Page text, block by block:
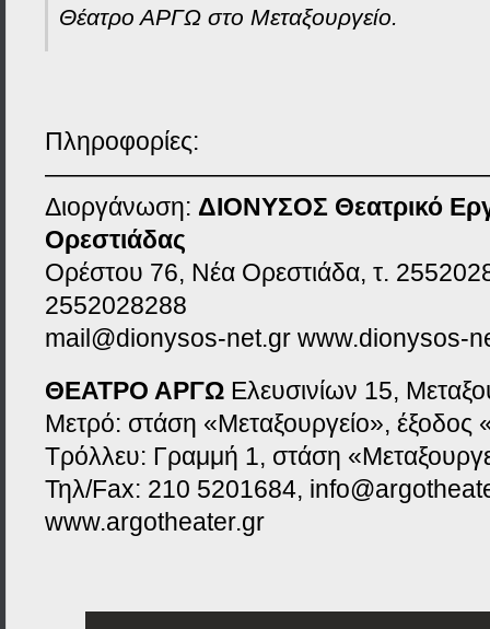
Θέατρο ΑΡΓΩ στο Μεταξουργείο.
Πληροφορίες:
Διοργάνωση: ΔΙΟΝΥΣΟΣ Θεατρικό
Ορεστιάδας
Ορέστου 76, Νέα Ορεστιάδα, τ.
2552028288
mail@dionysos-net.gr www.dionysos-
ΘΕΑΤΡΟ ΑΡΓΩ Ελευσινίων 15,
Μετρό: στάση «Μεταξουργείο», έξοδος
Τρόλλευ: Γραμμή 1, στάση
Τηλ/Fax: 210 5201684,
www.argotheater.gr